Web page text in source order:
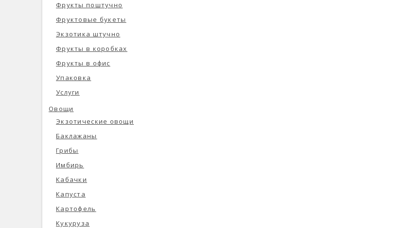
Фрукты поштучно
Фруктовые букеты
Экзотика штучно
Фрукты в коробках
Фрукты в офис
Упаковка
Услуги
Овощи
Экзотические овощи
Баклажаны
Грибы
Имбирь
Кабачки
Капуста
Картофель
Кукуруза